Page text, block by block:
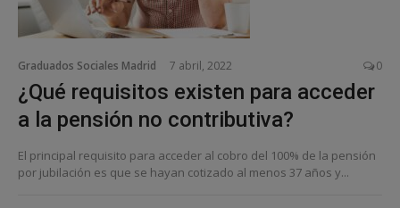
Graduados Sociales Madrid 7 abril, 2022 0
¿Qué requisitos existen para acceder
a la pensión no contributiva?
El principal requisito para acceder al cobro del 100% de la pensión
por jubilación es que se hayan cotizado al menos 37 años y...